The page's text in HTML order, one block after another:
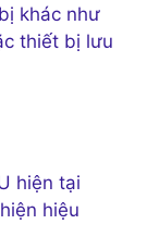
khác như
thiết bị lưu
hiện tại
hiệu